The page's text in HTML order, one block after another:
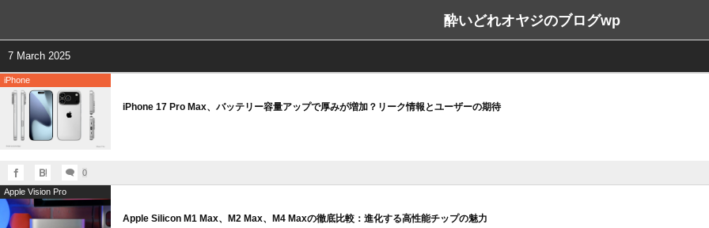
酔いどれオヤジのブログwp
7 March 2025
iPhone
iPhone 17 Pro Max、バッテリー容量アップで厚みが増加？リーク情報とユーザーの期待
0
Apple Vision Pro
Apple Silicon M1 Max、M2 Max、M4 Maxの徹底比較：進化する高性能チップの魅力